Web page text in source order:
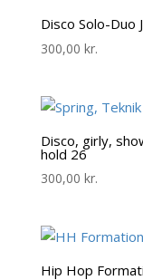
Disco Solo-Duo
300,00 kr.
Disco, girly,
hold 26
300,00 kr.
Hip Hop